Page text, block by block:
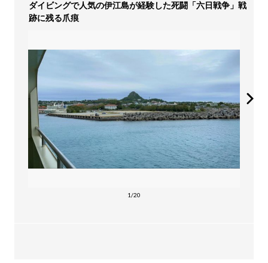
ダイビングで人気の伊江島が経験した死闘「六日戦争」戦
跡に残る爪痕
1/20